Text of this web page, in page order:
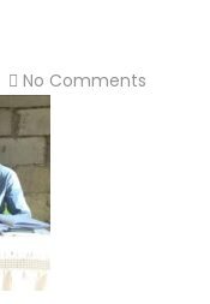
No Comments